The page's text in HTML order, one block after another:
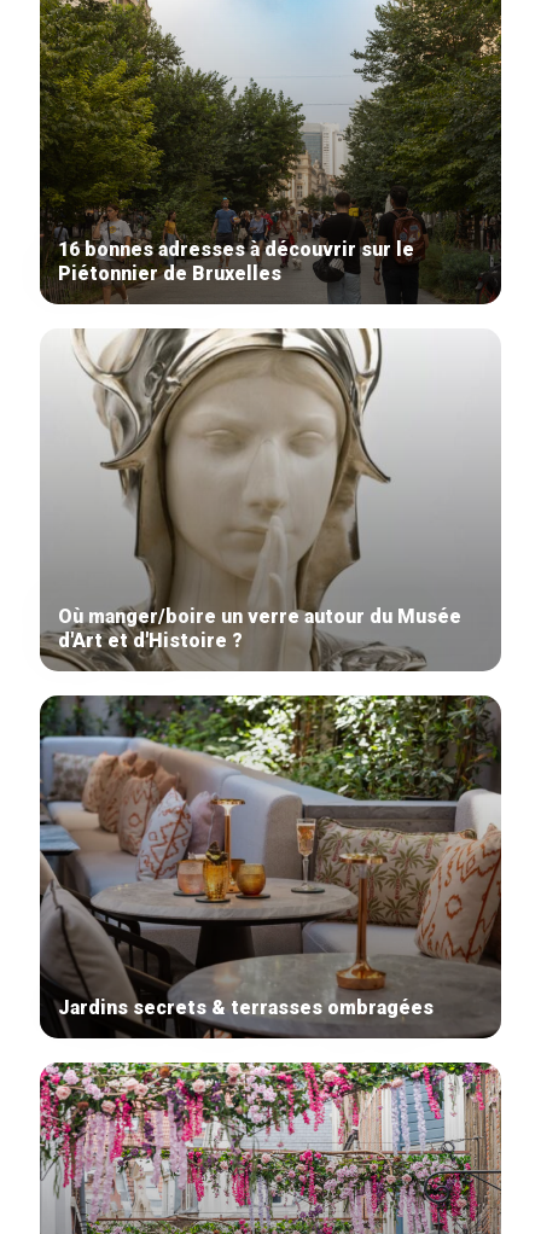
16 bonnes adresses à découvrir sur le
Piétonnier de Bruxelles
Où manger/boire un verre autour du Musée
d'Art et d'Histoire ?
Jardins secrets & terrasses ombragées